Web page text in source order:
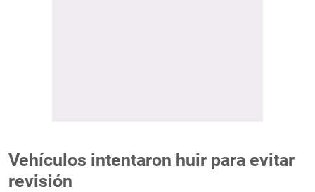
Vehículos intentaron huir para evitar
revisión